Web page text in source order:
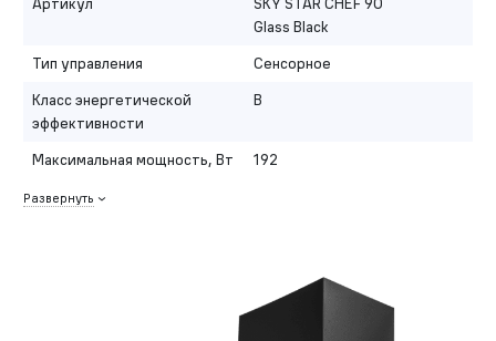
Glass Black
Тип управления
Сенсорное
Класс энергетической
эффективности
B
Максимальная мощность, Вт 192
Развернуть